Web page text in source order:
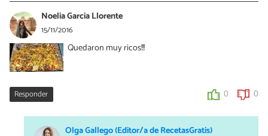
Noelia Garcia Llorente
15/11/2016
Quedaron muy ricos!!!
Responder 0 0
Olga Gallego (Editor/a de RecetasGratis)